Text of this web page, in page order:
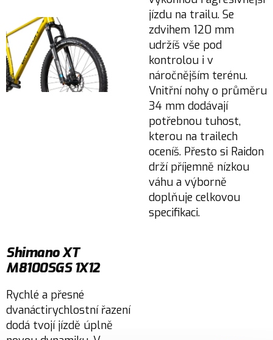
jízdu na trailu. Se
zdvihem 120 mm
udržíš vše pod
kontrolou i v
náročnějším terénu.
Vnitřní nohy o průměru
34 mm dodávají
potřebnou tuhost,
kterou na trailech
oceníš. Přesto si Raidon
drží příjemně nízkou
váhu a výborně
doplňuje celkovou
specifikaci.
Shimano XT
M8100SGS 1X12
Rychlé a přesné
dvanáctirychlostní řazení
dodá tvojí jízdě úplně